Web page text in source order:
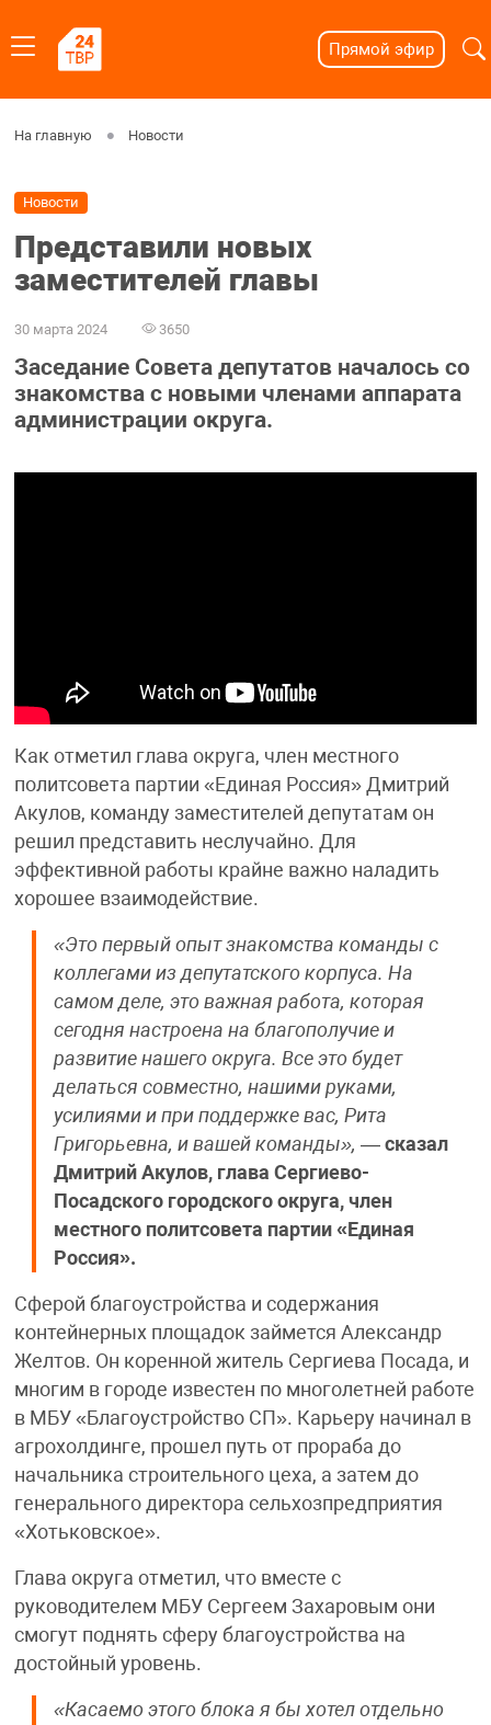
Прямой эфир
На главную Новости
Новости
Представили новых
заместителей главы
30 марта 2024 3650
Заседание Совета депутатов началось со
знакомства с новыми членами аппарата
администрации округа.
Как отметил глава округа, член местного
политсовета партии «Единая Россия» Дмитрий
Акулов, команду заместителей депутатам он
решил представить неслучайно. Для
эффективной работы крайне важно наладить
хорошее взаимодействие.
«Это первый опыт знакомства команды с
коллегами из депутатского корпуса. На
самом деле, это важная работа, которая
сегодня настроена на благополучие и
развитие нашего округа. Все это будет
делаться совместно, нашими руками,
усилиями и при поддержке вас, Рита
Григорьевна, и вашей команды», — сказал
Дмитрий Акулов, глава Сергиево-
Посадского городского округа, член
местного политсовета партии «Единая
Россия».
Сферой благоустройства и содержания
контейнерных площадок займется Александр
Желтов. Он коренной житель Сергиева Посада, и
многим в городе известен по многолетней работе
в МБУ «Благоустройство СП». Карьеру начинал в
агрохолдинге, прошел путь от прораба до
начальника строительного цеха, а затем до
генерального директора сельхозпредприятия
«Хотьковское».
Глава округа отметил, что вместе с
руководителем МБУ Сергеем Захаровым они
смогут поднять сферу благоустройства на
достойный уровень.
«Касаемо этого блока я бы хотел отдельно